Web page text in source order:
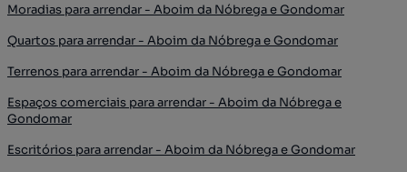
Moradias para arrendar - Aboim da Nóbrega e Gondomar
Quartos para arrendar - Aboim da Nóbrega e Gondomar
Terrenos para arrendar - Aboim da Nóbrega e Gondomar
Espaços comerciais para arrendar - Aboim da Nóbrega e
Gondomar
Escritórios para arrendar - Aboim da Nóbrega e Gondomar